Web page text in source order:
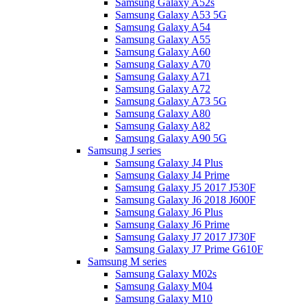
Samsung Galaxy A52s
Samsung Galaxy A53 5G
Samsung Galaxy A54
Samsung Galaxy A55
Samsung Galaxy A60
Samsung Galaxy A70
Samsung Galaxy A71
Samsung Galaxy A72
Samsung Galaxy A73 5G
Samsung Galaxy A80
Samsung Galaxy A82
Samsung Galaxy A90 5G
Samsung J series
Samsung Galaxy J4 Plus
Samsung Galaxy J4 Prime
Samsung Galaxy J5 2017 J530F
Samsung Galaxy J6 2018 J600F
Samsung Galaxy J6 Plus
Samsung Galaxy J6 Prime
Samsung Galaxy J7 2017 J730F
Samsung Galaxy J7 Prime G610F
Samsung M series
Samsung Galaxy M02s
Samsung Galaxy M04
Samsung Galaxy M10